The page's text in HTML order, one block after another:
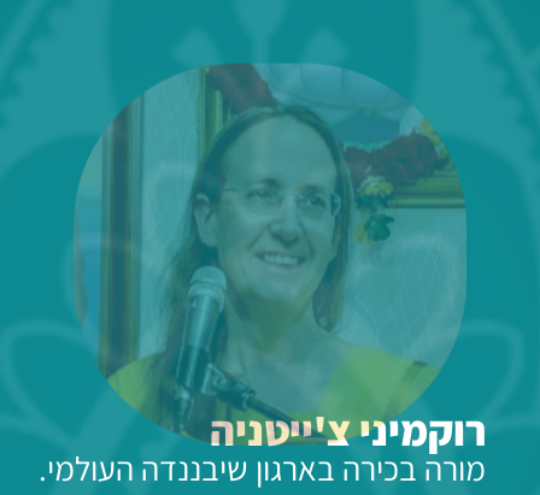
רוקמיני צ'ייטניה
מורה בכירה בארגון שיבננדה העולמי.